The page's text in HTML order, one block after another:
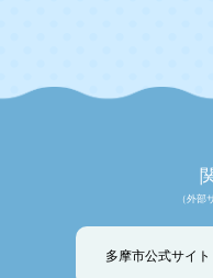
（外部
多摩市公式サイト